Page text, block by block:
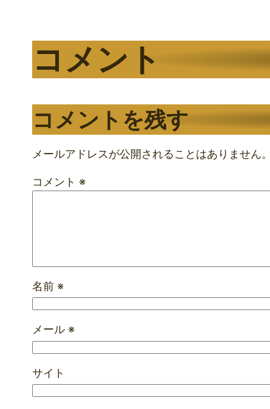
コメント
コメントを残す
メールアドレスが公開されることはありません。
コメント ※
名前 ※
メール ※
サイト